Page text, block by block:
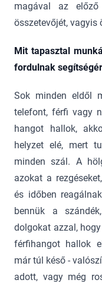
magával az
összetevőjét, vagyis
Mit tapasztal
fordulnak
Sok minden eldől
telefont, férfi vagy
hangot hallok,
helyzet elé, mert
minden szál. A
azokat a
és időben
bennük a
dolgokat azzal,
férfihangot hallok
már túl késő -
adott, vagy még